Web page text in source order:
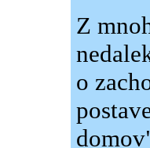
Z
o